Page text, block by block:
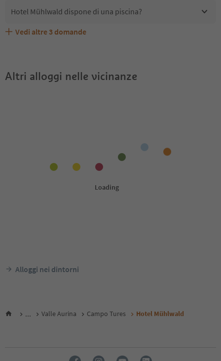
Hotel Mühlwald dispone di una piscina?
Hotel Mühlwald accetta animali domestici?
Quali servizi/attività sono disponibili presso Hotel
Gli ospiti di Hotel Mühlwald ricevono l'Alto Adige Guest
Vedi altre 3 domande
Altri alloggi nelle vicinanze
Alloggi nei dintorni
... Valle Aurina Campo Tures Hotel Mühlwald